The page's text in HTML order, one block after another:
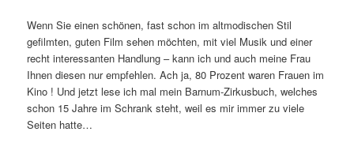
Wenn Sie einen schönen, fast schon im altmodischen Stil
gefilmten, guten Film sehen möchten, mit viel Musik und einer
recht interessanten Handlung – kann ich und auch meine Frau
Ihnen diesen nur empfehlen. Ach ja, 80 Prozent waren Frauen im
Kino ! Und jetzt lese ich mal mein Barnum-Zirkusbuch, welches
schon 15 Jahre im Schrank steht, weil es mir immer zu viele
Seiten hatte…